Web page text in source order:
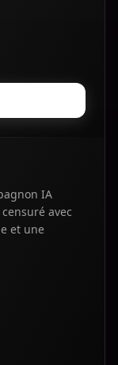
IA
avec
et une